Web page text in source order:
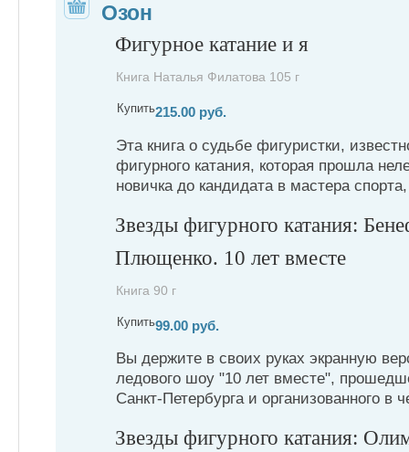
Озон
Фигурное катание и я
Книга Наталья Филатова 105 г
Купить215.00 руб.
Эта книга о судьбе фигуристки,
фигурного катания, которая прошла
новичка до кандидата в мастера
Звезды фигурного катания:
Плющенко. 10 лет вместе
Книга 90 г
Купить99.00 руб.
Вы держите в своих руках экранную
ледового шоу "10 лет вместе",
Санкт-Петербурга и организованного в
Звезды фигурного катания: